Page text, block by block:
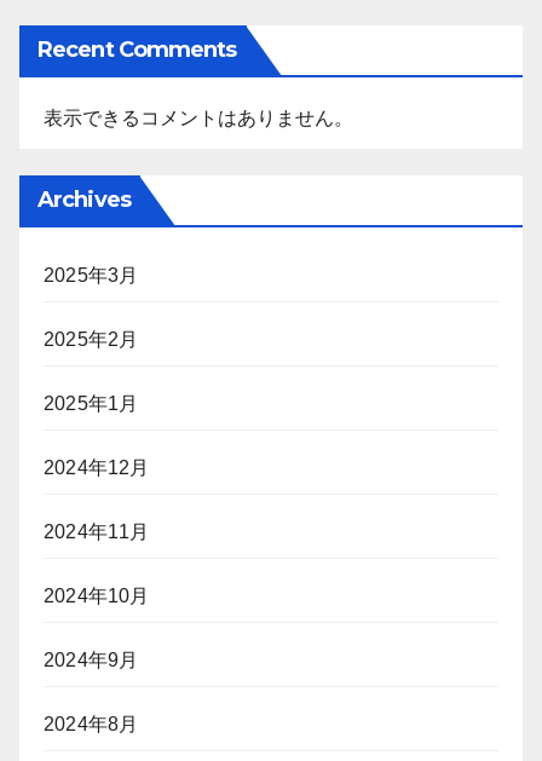
Recent Comments
表示できるコメントはありません。
Archives
2025年3月
2025年2月
2025年1月
2024年12月
2024年11月
2024年10月
2024年9月
2024年8月